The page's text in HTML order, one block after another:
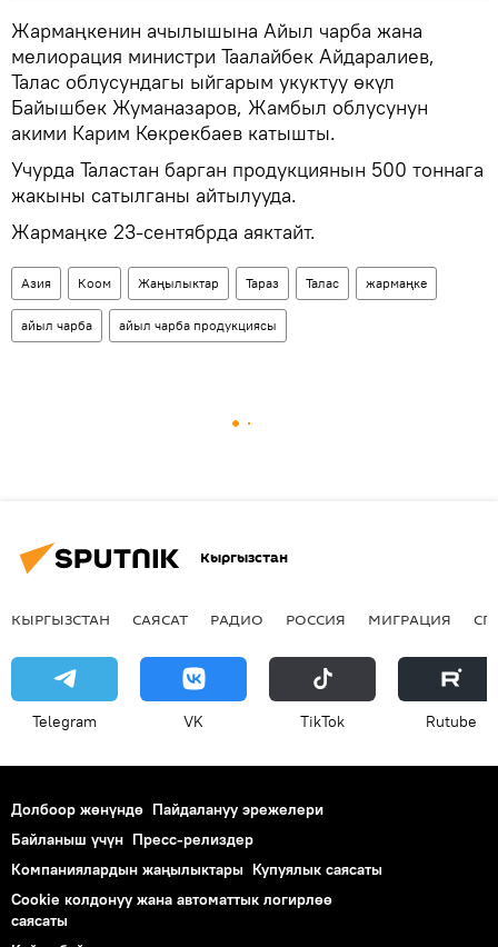
Жармаңкенин ачылышына Айыл чарба жана
мелиорация министри Таалайбек Айдаралиев,
Талас облусундагы ыйгарым укуктуу өкүл
Байышбек Жуманазаров, Жамбыл облусунун
акими Карим Көкрекбаев катышты.
Учурда Таластан барган продукциянын 500 тоннага
жакыны сатылганы айтылууда.
Жармаңке 23-сентябрда аяктайт.
Азия Коом Жаңылыктар Тараз Талас жармаңке
айыл чарба айыл чарба продукциясы
Кыргызстан
КЫРГЫЗСТАН САЯСАТ РАДИО РОССИЯ МИГРАЦИЯ
Telegram VK ТikТоk Rutube
Долбоор жөнүндө Пайдалануу эрежелери
Байланыш үчүн Пресс-релиздер
Компаниялардын жаңылыктары Купуялык саясаты
Cookie колдонуу жана автоматтык логирлөө
саясаты